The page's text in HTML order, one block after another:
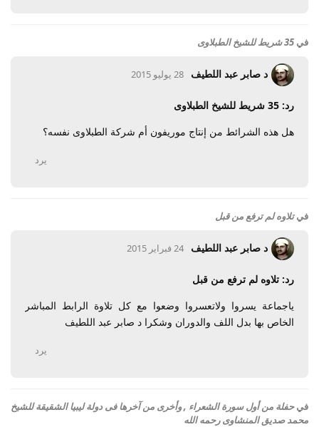
في 35 شريط للشيخ الطبلاوى
د صابر عبد اللطيف 28 يوليو 2015
رد: 35 شريط للشيخ الطبلاوى
هل هذه الشرائط من إنتاج موريفون أم شركة الطبلاوى نفسه؟
يرد
فيتلاوه لم ترفع من قبل
د صابر عبد اللطيف 24 فبراير 2015
رد: تلاوه لم ترفع من قبل
ياجماعة يسروا ولاتعسروا وضعوا مع كل تلاوة الرابط المباشر
الخاص بها بدل اللف والدوران وشكرا د صابر عبد اللطيف
يرد
فيحفلة من أول سورة الشعراء , وأخرى من آخرها فى دولة ليبيا الشقيقة للشيخ
محمد صديق المنشاوى رحمه الله